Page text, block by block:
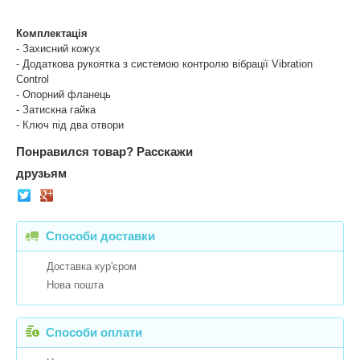
Комплектація
- Захисний кожух
- Додаткова рукоятка з системою контролю вібрації Vibration
Control
- Опорний фланець
- Затискна гайка
- Ключ під два отвори
Понравился товар? Расскажи
друзьям
Способи доставки
Доставка кур'єром
Нова пошта
Способи оплати